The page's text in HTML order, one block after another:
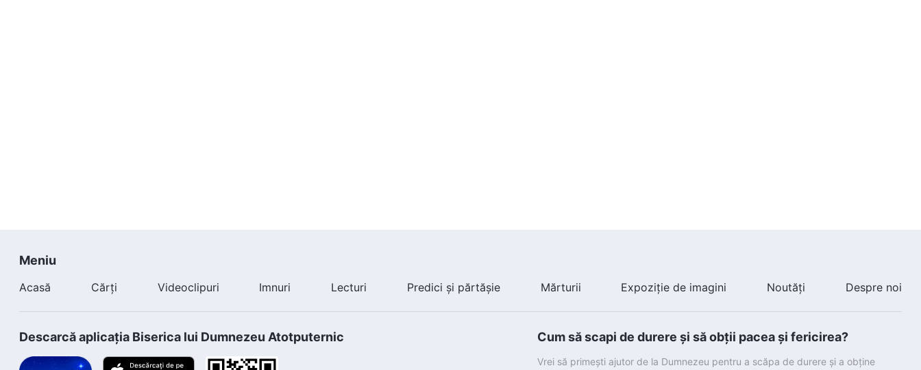
Meniu
Acasă Cărți Videoclipuri Imnuri Lecturi Predici și părtășie Mărturii Expoziție de imagini Noutăți Despre noi
Descarcă aplicația Biserica lui Dumnezeu Atotputernic Cum să scapi de durere și să obții pacea și fericirea?
Vrei să primești ajutor de la Dumnezeu pentru a scăpa de durere și a obține